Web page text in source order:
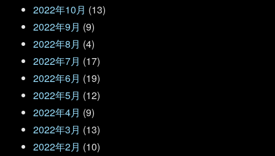
2022年10月 (13)
2022年9月 (9)
2022年8月 (4)
2022年7月 (17)
2022年6月 (19)
2022年5月 (12)
2022年4月 (9)
2022年3月 (13)
2022年2月 (10)